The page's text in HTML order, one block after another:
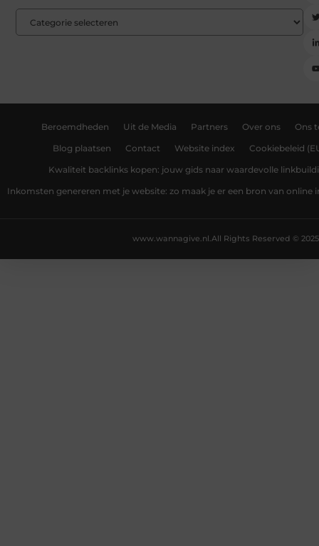
Beroemdheden Uit de Media Partners Over ons Ons
Blog plaatsen Contact Website index Cookiebeleid
Kwaliteit backlinks kopen: jouw gids naar waardevolle
Inkomsten genereren met je website: zo maak je er een bron van online
All Rights Reserved © 2025
www.wannagive.nl.